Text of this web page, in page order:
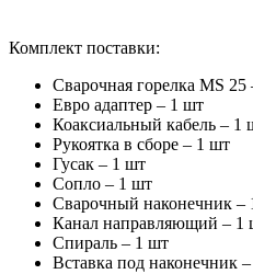
Комплект поставки:
Сварочная горелка MS
Евро адаптер – 1 шт
Коаксиальный кабель – 1
Рукоятка в сборе – 1 шт
Гусак – 1 шт
Сопло – 1 шт
Сварочный наконечник –
Канал направляющий – 1
Спираль – 1 шт
Вставка под наконечник